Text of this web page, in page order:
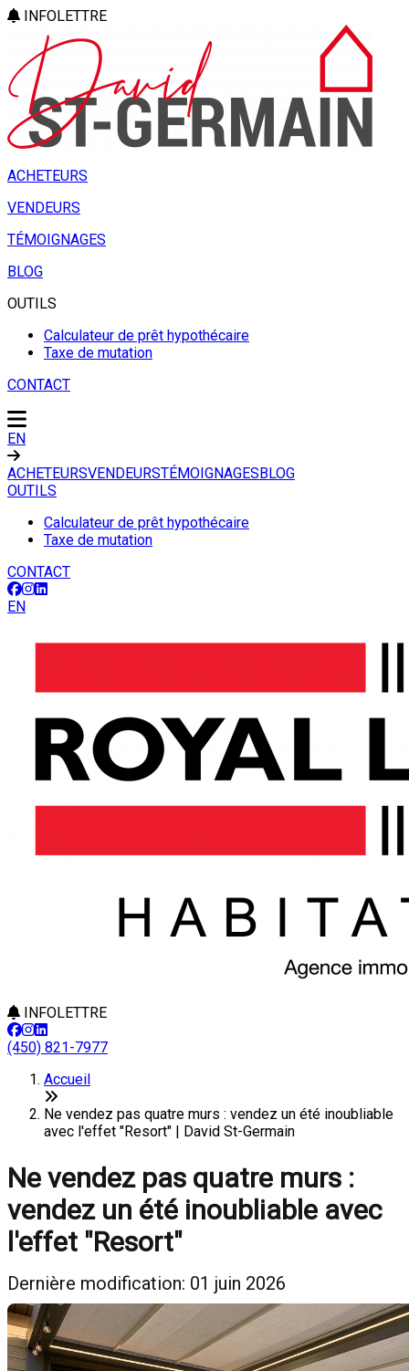
INFOLETTRE
ACHETEURS
VENDEURS
TÉMOIGNAGES
BLOG
OUTILS
Calculateur de prêt hypothécaire
Taxe de mutation
CONTACT
EN
ACHETEURSVENDEURSTÉMOIGNAGESBLOG
OUTILS
Calculateur de prêt hypothécaire
Taxe de mutation
CONTACT
EN
INFOLETTRE
(450) 821-7977
Accueil
Ne vendez pas quatre murs : vendez un été inoubliable
avec l'effet "Resort" | David St-Germain
Ne vendez pas quatre murs :
vendez un été inoubliable avec
l'effet "Resort"
Dernière modification: 01 juin 2026